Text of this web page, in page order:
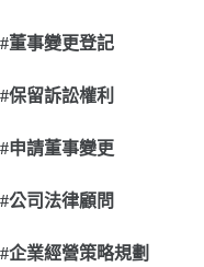
#董事變更登記
#保留訴訟權利
#申請董事變更
#公司法律顧問
#企業經營策略規劃